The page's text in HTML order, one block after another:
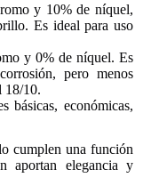
y 10% de níquel,
Es ideal para uso
y 0% de níquel. Es
pero menos
18/10.
básicas, económicas,
cumplen una función
aportan elegancia y